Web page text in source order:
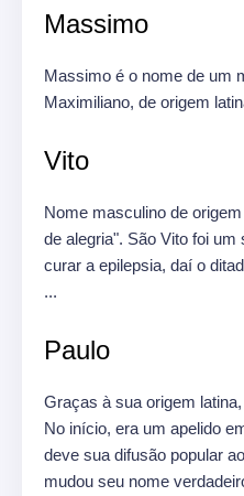
Massimo
Massimo é o nome de um
Maximiliano, de origem
Vito
Nome masculino de
de alegria". São Vito foi um
curar a epilepsia, daí o
...
Paulo
Graças à sua origem
No início, era um apelido
deve sua difusão popular
mudou seu nome